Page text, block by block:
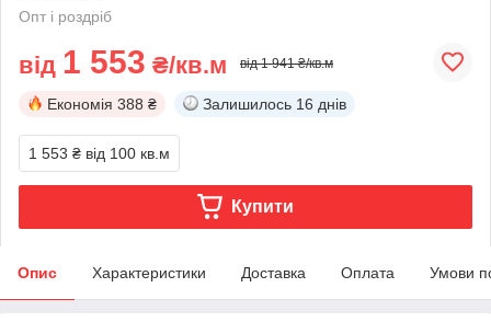
Опт і роздріб
від 1 553 ₴/кв.м від 1 941 ₴/кв.м
Економія 388 ₴ Залишилось 16 днів
1 553 ₴ від 100 кв.м
Купити
Опис Характеристики Доставка Оплата Умови